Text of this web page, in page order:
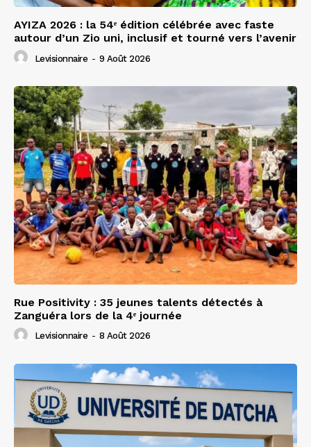
AYIZA 2026 : la 54ᵉ édition célébrée avec faste
autour d’un Zio uni, inclusif et tourné vers l’avenir
Levisionnaire - 9 Août 2026
Rue Positivity : 35 jeunes talents détectés à
Zanguéra lors de la 4ᵉ journée
Levisionnaire - 8 Août 2026